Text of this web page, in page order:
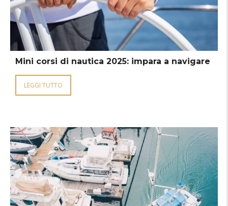
Mini corsi di nautica 2025: impara a navigare
LEGGI TUTTO